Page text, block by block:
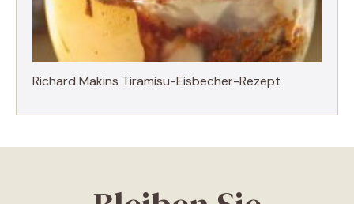
Richard Makins Tiramisu-Eisbecher-Rezept